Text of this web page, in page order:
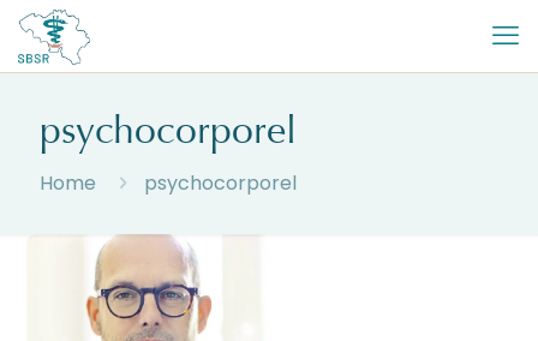
psychocorporel
Home psychocorporel